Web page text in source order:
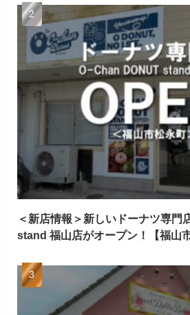
＜新店情報＞新しいドーナツ専門
stand 福山店がオープン！【福山